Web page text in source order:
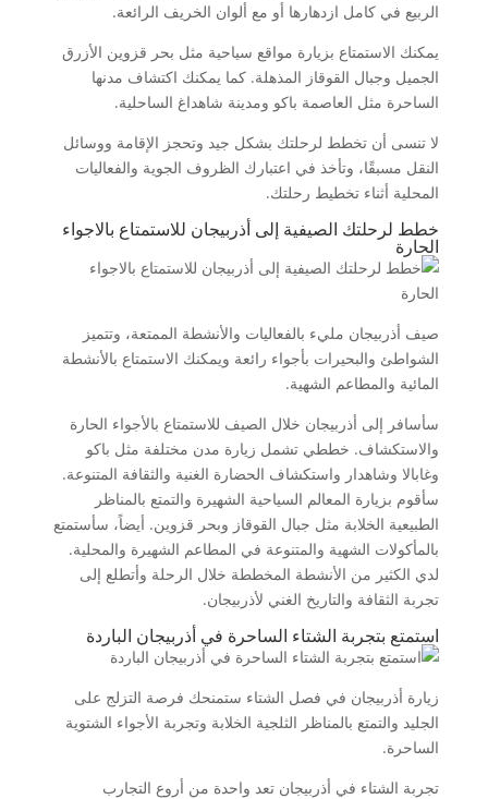
الربيع في كامل ازدهارها أو مع ألوان الخريف الرائعة.
يمكنك الاستمتاع بزيارة مواقع سياحية مثل بحر قزوين الأزرق
الجميل وجبال القوقاز المذهلة. كما يمكنك اكتشاف مدنها
الساحرة مثل العاصمة باكو ومدينة شاهداغ الساحلية.
لا تنسى أن تخطط لرحلتك بشكل جيد وتحجز الإقامة ووسائل
النقل مسبقًا، وتأخذ في اعتبارك الظروف الجوية والفعاليات
المحلية أثناء تخطيط رحلتك.
خطط لرحلتك الصيفية إلى أذربيجان للاستمتاع بالاجواء
الحارة
صيف أذربيجان مليء بالفعاليات والأنشطة الممتعة، وتتميز
الشواطئ والبحيرات بأجواء رائعة ويمكنك الاستمتاع بالأنشطة
المائية والمطاعم الشهية.
سأسافر إلى أذربيجان خلال الصيف للاستمتاع بالأجواء الحارة
والاستكشاف. خططي تشمل زيارة مدن مختلفة مثل باكو
وغابالا وشاهدار واستكشاف الحضارة الغنية والثقافة المتنوعة.
سأقوم بزيارة المعالم السياحية الشهيرة والتمتع بالمناظر
الطبيعية الخلابة مثل جبال القوقاز وبحر قزوين. أيضاً، سأستمتع
بالمأكولات الشهية والمتنوعة في المطاعم الشهيرة والمحلية.
لدي الكثير من الأنشطة المخططة خلال الرحلة وأتطلع إلى
تجربة الثقافة والتاريخ الغني لأذربيجان.
استمتع بتجربة الشتاء الساحرة في أذربيجان الباردة
زيارة أذربيجان في فصل الشتاء ستمنحك فرصة التزلج على
الجليد والتمتع بالمناظر الثلجية الخلابة وتجربة الأجواء الشتوية
الساحرة.
تجربة الشتاء في أذربيجان تعد واحدة من أروع التجارب